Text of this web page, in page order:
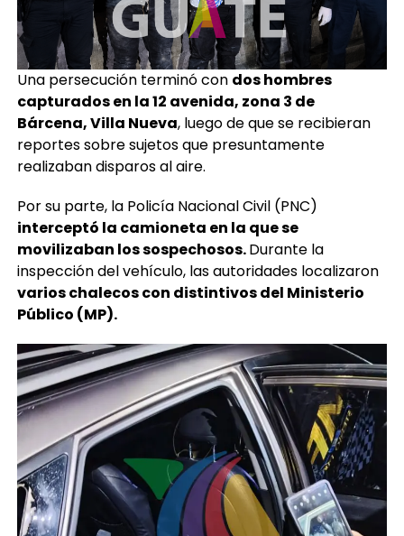
Una persecución terminó con dos hombres
capturados en la 12 avenida, zona 3 de
Bárcena, Villa Nueva, luego de que se recibieran
reportes sobre sujetos que presuntamente
realizaban disparos al aire.
Por su parte, la Policía Nacional Civil (PNC)
interceptó la camioneta en la que se
movilizaban los sospechosos.Durante la
inspección del vehículo, las autoridades localizaron
varios chalecos con distintivos del Ministerio
Público (MP).